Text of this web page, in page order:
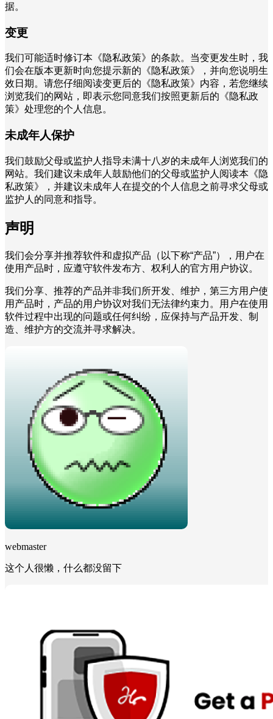
据。
变更
我们可能适时修订本《隐私政策》的条款。当变更发生时，我
们会在版本更新时向您提示新的《隐私政策》，并向您说明生
效日期。请您仔细阅读变更后的《隐私政策》内容，若您继续
浏览我们的网站，即表示您同意我们按照更新后的《隐私政
策》处理您的个人信息。
未成年人保护
我们鼓励父母或监护人指导未满十八岁的未成年人浏览我们的
网站。我们建议未成年人鼓励他们的父母或监护人阅读本《隐
私政策》，并建议未成年人在提交的个人信息之前寻求父母或
监护人的同意和指导。
声明
我们会分享并推荐软件和虚拟产品（以下称“产品”），用户在
使用产品时，应遵守软件发布方、权利人的官方用户协议。
我们分享、推荐的产品并非我们所开发、维护，第三方用户使
用产品时，产品的用户协议对我们无法律约束力。用户在使用
软件过程中出现的问题或任何纠纷，应保持与产品开发、制
造、维护方的交流并寻求解决。
webmaster
这个人很懒，什么都没留下